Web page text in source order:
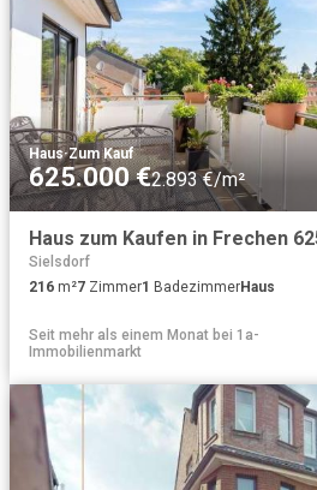
Haus·Zum Kauf
625.000 €2.893 €/m²
Sielsdorf
216 m²7 Zimmer1 BadezimmerHaus
Seit mehr als einem Monat bei 1a-
Immobilienmarkt